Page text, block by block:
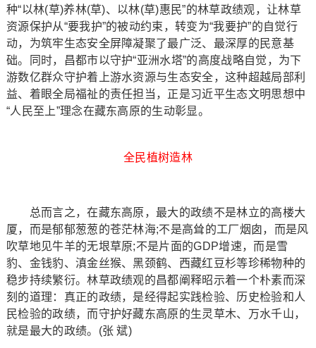
种“以林(草)养林(草)、以林(草)惠民”的林草政绩观，让林草
资源保护从“要我护”的被动约束，转变为“我要护”的自觉行
动，为筑牢生态安全屏障凝聚了最广泛、最深厚的民意基
础。同时，昌都市以守护“亚洲水塔”的高度战略自觉，为下
游数亿群众守护着上游水资源与生态安全，这种超越局部利
益、着眼全局福祉的责任担当，正是习近平生态文明思想中
“人民至上”理念在藏东高原的生动彰显。
全民植树造林
总而言之，在藏东高原，最大的政绩不是林立的高楼大
厦，而是郁郁葱葱的苍茫林海;不是高耸的工厂烟囱，而是风
吹草地见牛羊的无垠草原;不是片面的GDP增速，而是雪
豹、金钱豹、滇金丝猴、黑颈鹤、西藏红豆杉等珍稀物种的
稳步持续繁衍。林草政绩观的昌都阐释昭示着一个朴素而深
刻的道理：真正的政绩，是经得起实践检验、历史检验和人
民检验的政绩，而守护好藏东高原的生灵草木、万水千山，
就是最大的政绩。(张 斌)